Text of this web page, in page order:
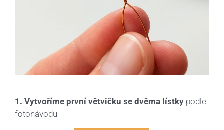
1. Vytvoříme první větvičku se dvěma lístky podle
fotonávodu